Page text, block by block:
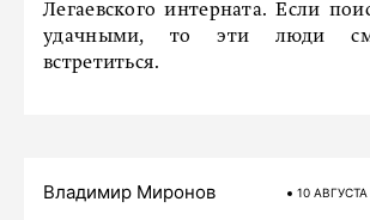
Легаевского интерната. Если
удачными, то эти люди
встретиться.
Владимир Миронов 10 АВГУСТА